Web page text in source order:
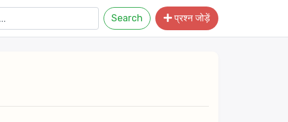
Search प्रश्न जोड़ें